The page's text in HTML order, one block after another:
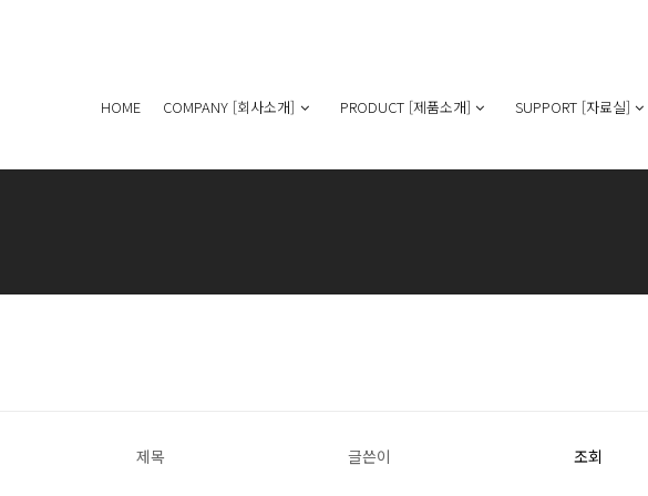
HOME COMPANY [회사소개] PRODUCT [제품소개] SUPPORT [자료실]
제목 글쓴이 조회